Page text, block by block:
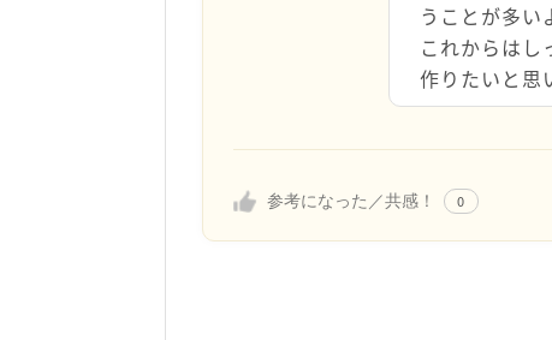
参考になった／共感！ 0
うことが多い
これからはし
作りたいと思